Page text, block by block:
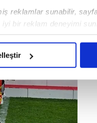
reklamlar sunabilir,
bir reklam deneyimi
ve bu noktada,
ve üçüncü
olan çerezler bilgi
kılınması ve